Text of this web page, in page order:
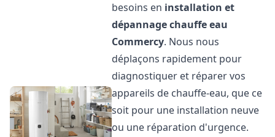
besoins en installation et
dépannage chauffe eau
Commercy. Nous nous
déplaçons rapidement pour
diagnostiquer et réparer vos
appareils de chauffe-eau, que ce
soit pour une installation neuve
ou une réparation d'urgence.